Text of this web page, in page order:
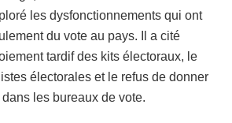
les dysfonctionnements qui ont
du vote au pays. Il a cité
tardif des kits électoraux, le
électorales et le refus de donner
les bureaux de vote.